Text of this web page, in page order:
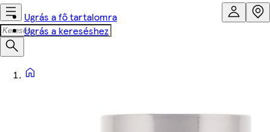
Ugrás a fő tartalomra
Ugrás a kereséshez